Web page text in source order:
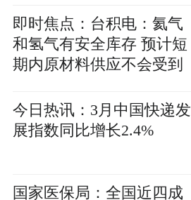
即时焦点：台积电：氦气
和氢气有安全库存 预计短
期内原材料供应不会受到
今日热讯：3月中国快递发
展指数同比增长2.4%
国家医保局：全国近四成